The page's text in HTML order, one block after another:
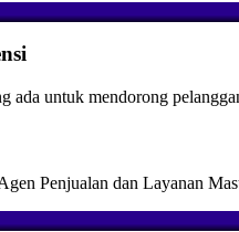
ada untuk mendorong
Penjualan dan Layanan